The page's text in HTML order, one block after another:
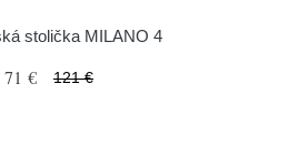
stolička MILANO 4
71 € 121 €